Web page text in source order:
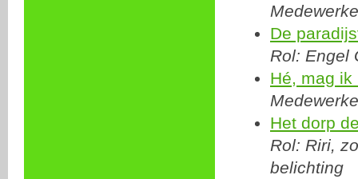
De
Rol: Engel
Hé, mag
Het dorp
Rol: Riri,
belichting